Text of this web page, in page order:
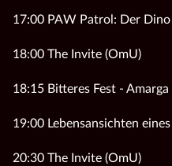
17:00 PAW Patrol: Der
18:00 The Invite (OmU)
18:15 Bitteres Fest -
19:00 Lebensansichten
20:30 The Invite (OmU)